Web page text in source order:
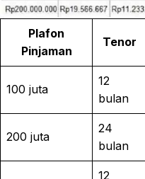
Plafon
Pinjaman
Tenor
100 juta
12
bulan
200 juta
24
bulan
12